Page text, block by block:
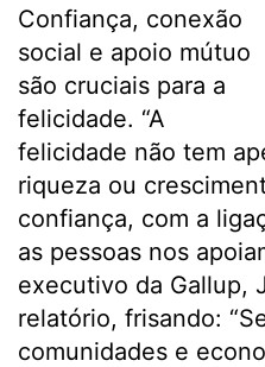
Confiança, conexão
social e apoio mútuo
são cruciais para a
felicidade. “A
felicidade não tem
riqueza ou
confiança, com a
as pessoas nos
executivo da Gallup,
relatório, frisando:
comunidades e